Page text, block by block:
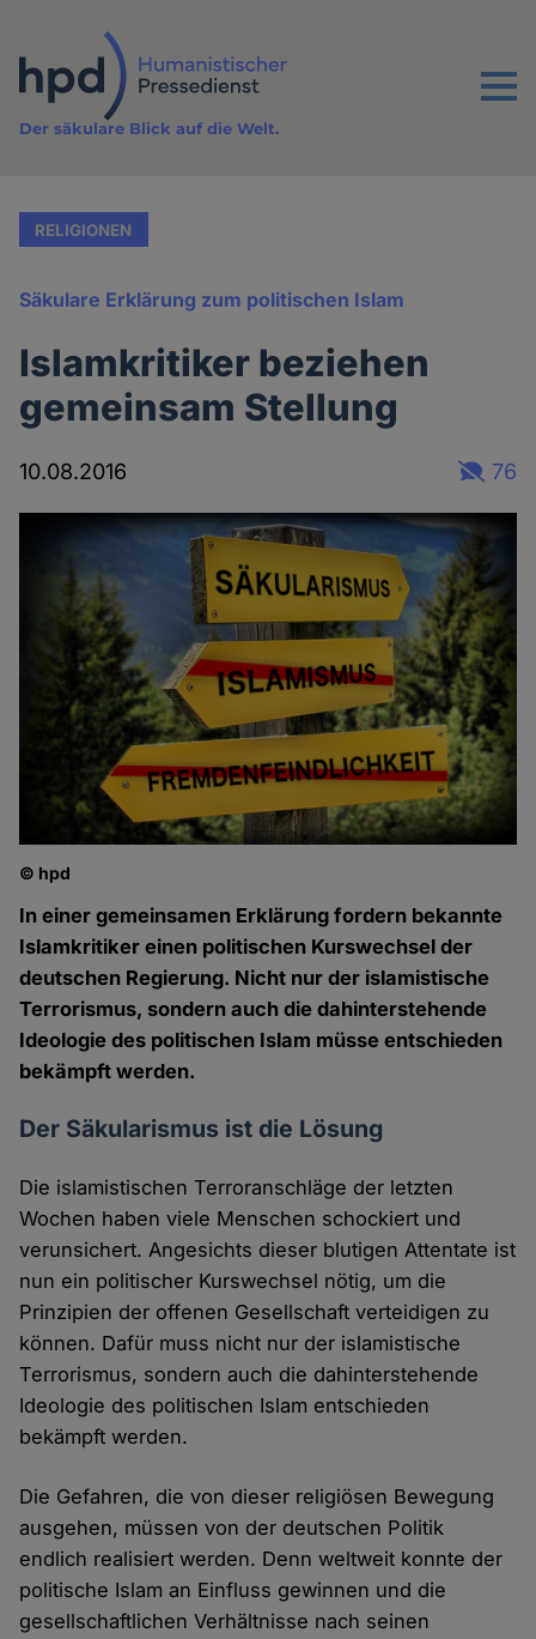
Inhalt
Menu
Der säkulare Blick auf die Welt.
RELIGIONEN
Säkulare Erklärung zum politischen Islam
Islamkritiker beziehen
gemeinsam Stellung
10.08.2016 76
© hpd
In einer gemeinsamen Erklärung fordern bekannte
Islamkritiker einen politischen Kurswechsel der
deutschen Regierung. Nicht nur der islamistische
Terrorismus, sondern auch die dahinterstehende
Ideologie des politischen Islam müsse entschieden
bekämpft werden.
Der Säkularismus ist die Lösung
Die islamistischen Terroranschläge der letzten
Wochen haben viele Menschen schockiert und
verunsichert. Angesichts dieser blutigen Attentate ist
nun ein politischer Kurswechsel nötig, um die
Prinzipien der offenen Gesellschaft verteidigen zu
können. Dafür muss nicht nur der islamistische
Terrorismus, sondern auch die dahinterstehende
Ideologie des politischen Islam entschieden
bekämpft werden.
Die Gefahren, die von dieser religiösen Bewegung
ausgehen, müssen von der deutschen Politik
endlich realisiert werden. Denn weltweit konnte der
politische Islam an Einfluss gewinnen und die
gesellschaftlichen Verhältnisse nach seinen